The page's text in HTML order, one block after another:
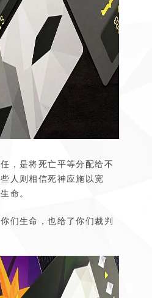
，是将死亡平等分配给不
人则相信死神应施以宽
命。
们生命，也给了你们裁判